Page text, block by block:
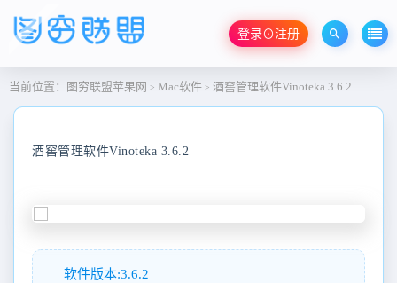
登录⊙注册
当前位置： 图穷联盟苹果网 > Mac软件 > 酒窖管理软件Vinoteka 3.6.2
酒窖管理软件Vinoteka 3.6.2
软件版本:3.6.2